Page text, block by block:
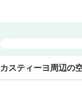
カスティーヨ周辺の